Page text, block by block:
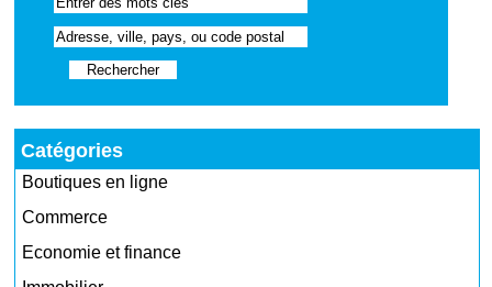
Catégories
Boutiques en ligne
Commerce
Economie et finance